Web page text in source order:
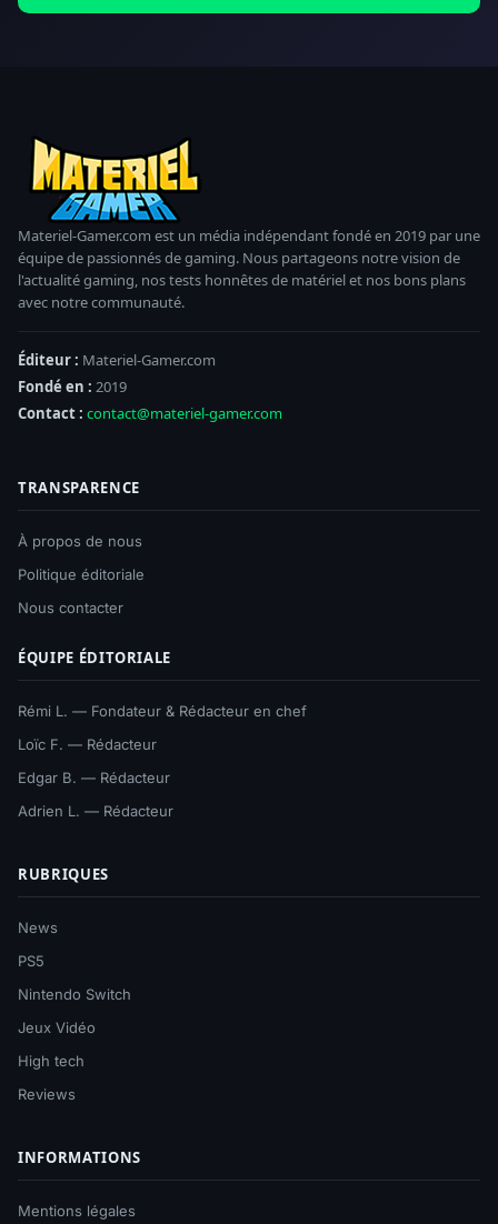
Materiel-Gamer.com est un média indépendant fondé en 2019 par une
équipe de passionnés de gaming. Nous partageons notre vision de
l'actualité gaming, nos tests honnêtes de matériel et nos bons plans
avec notre communauté.
Éditeur : Materiel-Gamer.com
Fondé en : 2019
Contact : contact@materiel-gamer.com
TRANSPARENCE
À propos de nous
Politique éditoriale
Nous contacter
ÉQUIPE ÉDITORIALE
Rémi L. — Fondateur & Rédacteur en chef
Loïc F. — Rédacteur
Edgar B. — Rédacteur
Adrien L. — Rédacteur
RUBRIQUES
News
PS5
Nintendo Switch
Jeux Vidéo
High tech
Reviews
INFORMATIONS
Mentions légales